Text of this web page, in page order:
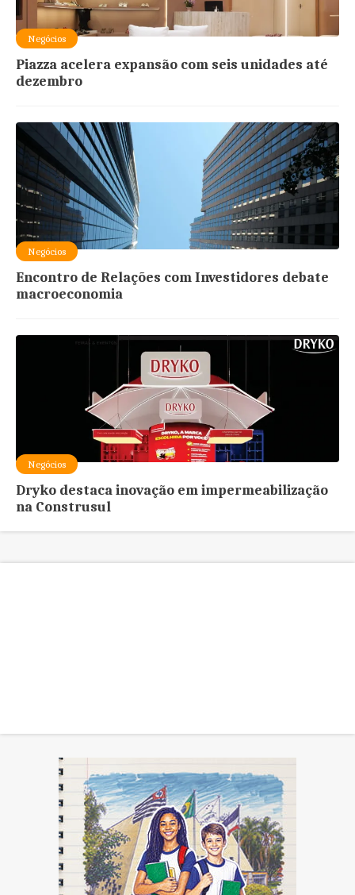
Negócios
Piazza acelera expansão com seis unidades até
dezembro
Negócios
Encontro de Relações com Investidores debate
macroeconomia
Negócios
Dryko destaca inovação em impermeabilização
na Construsul